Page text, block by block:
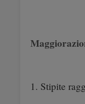
1. Stipite